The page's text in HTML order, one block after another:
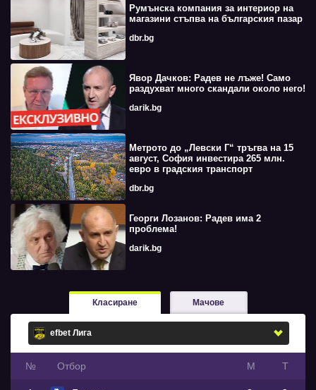
Румънска компания за интериор на
магазини стъпва на българския пазар
dbr.bg
Явор Дачков: Радев не лъже! Само
раздухват много скандали около него!
darik.bg
Метрото до „Левски Г“ тръгва на 15
август, София инвестира 265 млн.
евро в градския транспорт
dbr.bg
Георги Лозанов: Радев има 2
проблема!
darik.bg
Класиране Мачове
№ Oтбор М Т